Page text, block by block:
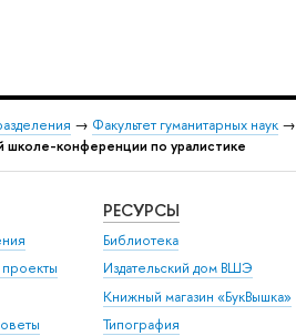
→ Факультет гуманитарных наук →
школе-конференции по уралистике
РЕСУРСЫ
Библиотека
Издательский дом ВШЭ
Книжный магазин «БукВышка»
Типография